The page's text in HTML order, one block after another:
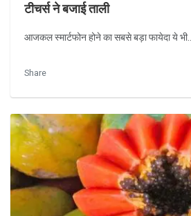
टीचर्स ने बजाई ताली
आजकल स्मार्टफोन होने का सबसे बड़ा फायेदा ये भी...
Share